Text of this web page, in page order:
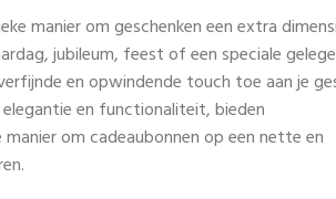
manier om geschenken een extra
jubileum, feest of een speciale
en opwindende touch toe aan je
en functionaliteit, bieden
om cadeaubonnen op een nette en